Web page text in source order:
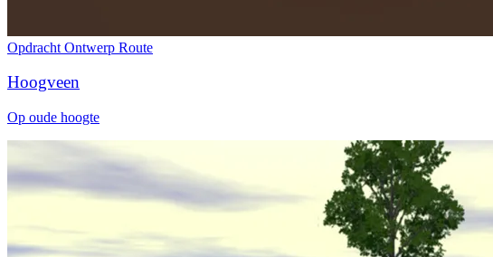
Opdracht Ontwerp Route
Hoogveen
Op oude hoogte